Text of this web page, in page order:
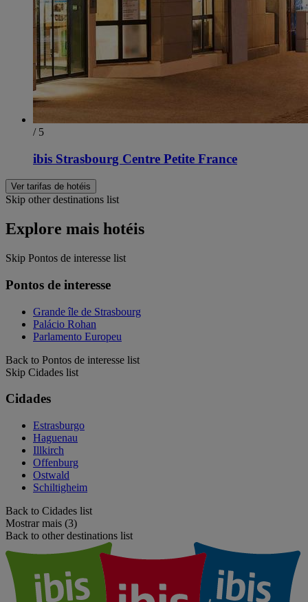
/ 5
ibis Strasbourg Centre Petite France
Ver tarifas de hotéis
Skip other destinations list
Explore mais hotéis
Skip Pontos de interesse list
Pontos de interesse
Grande île de Strasbourg
Palácio Rohan
Parlamento Europeu
Back to Pontos de interesse list
Skip Cidades list
Cidades
Estrasburgo
Haguenau
Illkirch
Offenburg
Ostwald
Schiltigheim
Back to Cidades list
Mostrar mais (3)
Back to other destinations list